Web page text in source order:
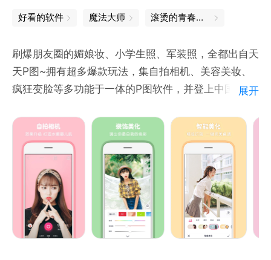
字。
【鬼畜语音包】
科比、老八、夹子音等各种热门流行语音包。可录制自
己的语音，还能给图片添加语音。
【变声器】
想拥有奶龙、贝利亚、哪吒的同款声音吗？现在变声器
功能帮你实现！
还有emoji表情制作、手撕表情包、绘图、裁剪编辑、
表情包P图、马赛克、视频编辑、特效道具跟踪等功
能。
好看的软件 魔法大师 滚烫的青春，永远的心跳
刷爆朋友圈的媚娘妆、小学生照、军装照，全都出自天
天P图~拥有超多爆款玩法，集自拍相机、美容美妆、
疯狂变脸等多功能于一体的P图软件，并登上中国大
南、新加坡等多个国家和地区的应用商店榜首。
功能介绍：
【自拍相机】
超萌，超好玩的自拍相机。专为人像定制的美颜滤镜，
瘦脸大眼，实时美妆，美萌动效贴纸，让你瞬间成为萌
力十足。
展开